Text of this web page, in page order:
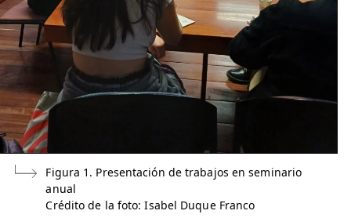
Figura 1. Presentación de trabajos en seminario
anual
Crédito de la foto: Isabel Duque Franco